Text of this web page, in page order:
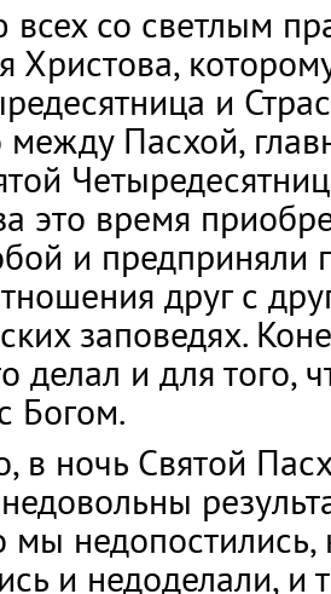
всех со светлым
Христова,
и
между Пасхой,
это время
и предприняли
друг с
заповедях.
делал и для того,
Богом.
в ночь Святой
мы
и недоделали, и